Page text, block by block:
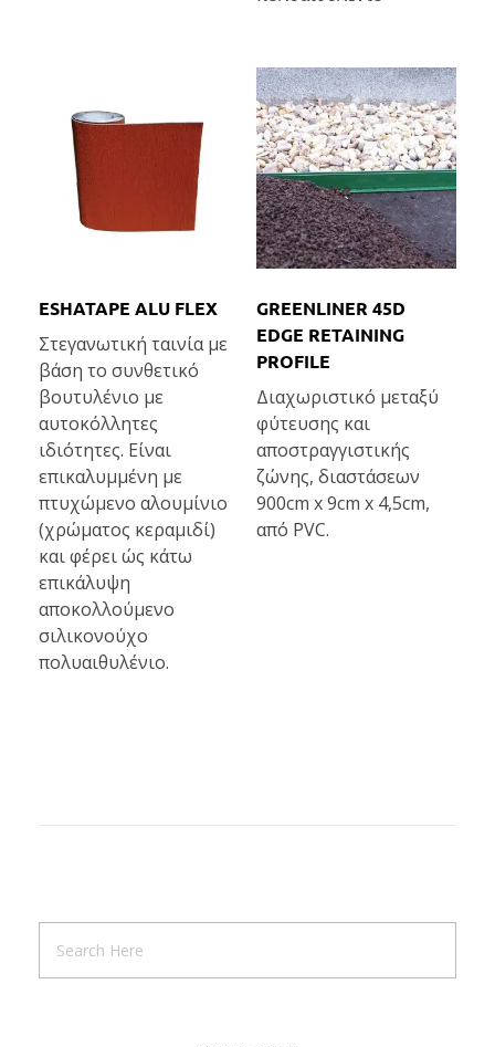
ESHATAPE ALU FLEX
Στεγανωτική ταινία με
βάση το συνθετικό
βουτυλένιο με
αυτοκόλλητες
ιδιότητες. Είναι
επικαλυμμένη με
πτυχώμενο αλουμίνιο
(χρώματος κεραμιδί)
και φέρει ώς κάτω
επικάλυψη
αποκολλούμενο
σιλικονούχο
πολυαιθυλένιο.
GREENLINER 45D
EDGE RETAINING
PROFILE
Διαχωριστικό μεταξύ
φύτευσης και
αποστραγγιστικής
ζώνης, διαστάσεων
900cm x 9cm x 4,5cm,
από PVC.